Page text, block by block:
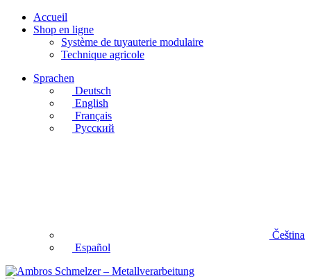
Accueil
Shop en ligne
Système de tuyauterie modulaire
Technique agricole
Sprachen
Deutsch
English
Français
Русский
Čeština
Español